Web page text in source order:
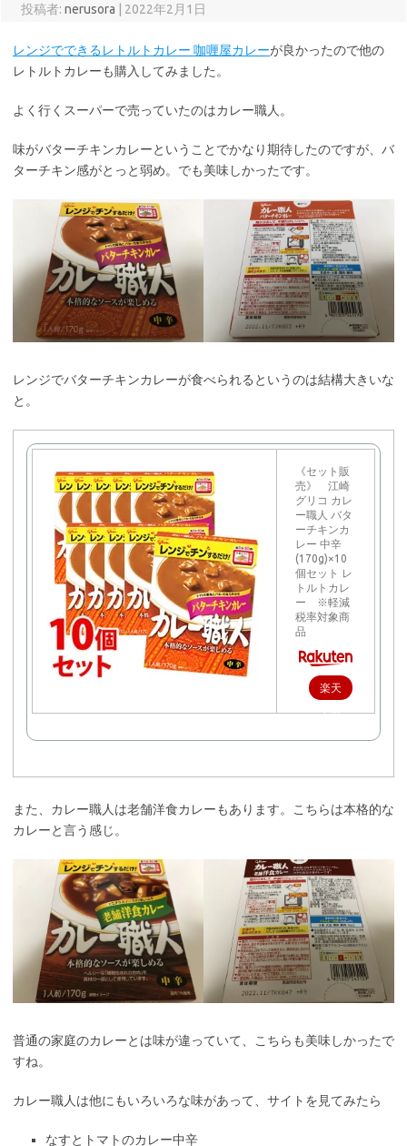
投稿者: nerusora 2022年2月1日
レンジでできるレトルトカレー 咖喱屋カレーが良かったので他の
レトルトカレーも購入してみました。
よく行くスーパーで売っていたのはカレー職人。
味がバターチキンカレーということでかなり期待したのですが、バ
ターチキン感がとっと弱め。でも美味しかったです。
レンジでバターチキンカレーが食べられるというのは結構大きいな
と。
《セット販
売》 江崎
グリコ カレ
ー職人 バタ
ーチキンカ
レー 中辛
(170g)×10
個セット レ
トルトカレ
ー ※軽減
税率対象商
品
楽天
で購
また、カレー職人は老舗洋食カレーもあります。こちらは本格的な
カレーと言う感じ。
普通の家庭のカレーとは味が違っていて、こちらも美味しかったで
すね。
カレー職人は他にもいろいろな味があって、サイトを見てみたら
なすとトマトのカレー中辛